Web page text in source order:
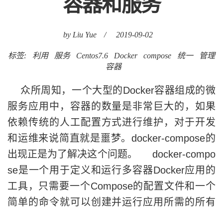
容器和服务
by Liu Yue / 2019-09-02
标签: 利用 服务 Centos7.6 Docker compose 统一
管理
容器
众所周知，一个大型的Docker容器组成的微
服务应用中，容器的数量是非常巨大的，如果
依赖传统的人工配置方式进行维护，对于开发
和运维来说简直就是噩梦。docker-compose的
出现正是为了解决这个问题。 docker-compo
se是一个用于定义和运行多容器Docker应用的
工具，只需要一个Compose的配置文件和一个
简单的命令就可以创建并运行应用所需的所有